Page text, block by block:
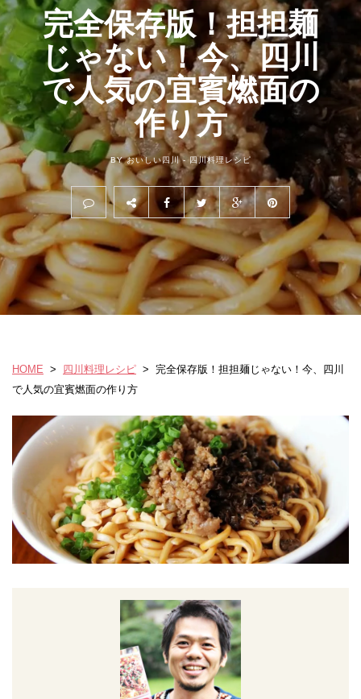
完全保存版！担担麺
じゃない！今、四川
で人気の宜賓燃面の
作り方
BY おいしい四川 - 四川料理レシピ
HOME > 四川料理レシピ > 完全保存版！担担麺じゃない！今、四川
で人気の宜賓燃面の作り方